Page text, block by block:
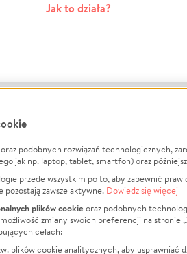
Jak to działa?
Informacje
Jak to działa?
Regulamin
Polityka Prywatności
podobnych rozwiązań technologicznych,
jak np. laptop, tablet, smartfon) oraz
przede wszystkim po to, aby zapewnić
pozostają zawsze aktywne. Dowiedz się więcej
plików cookieoraz podobnych
zmiany swoich preferencji na stronie
celach:
plików cookie analitycznych, aby usprawniać